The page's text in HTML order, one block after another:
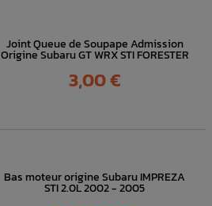
Joint Queue de Soupape Admission
Origine Subaru GT WRX STI FORESTER
Prix
3,00 €
Bas moteur origine Subaru IMPREZA
STI 2.0L 2002 - 2005